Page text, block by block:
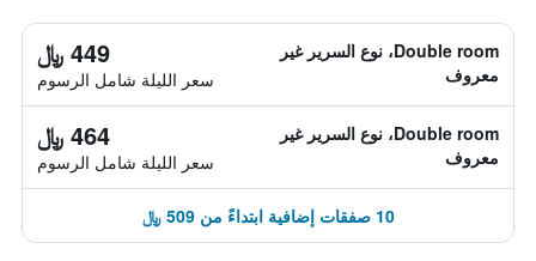
Double room، نوع السرير غير
معروف
449 ﷼
سعر الليلة شامل الرسوم
Double room، نوع السرير غير
معروف
464 ﷼
سعر الليلة شامل الرسوم
10 صفقات إضافية ابتداءً من 509 ﷼